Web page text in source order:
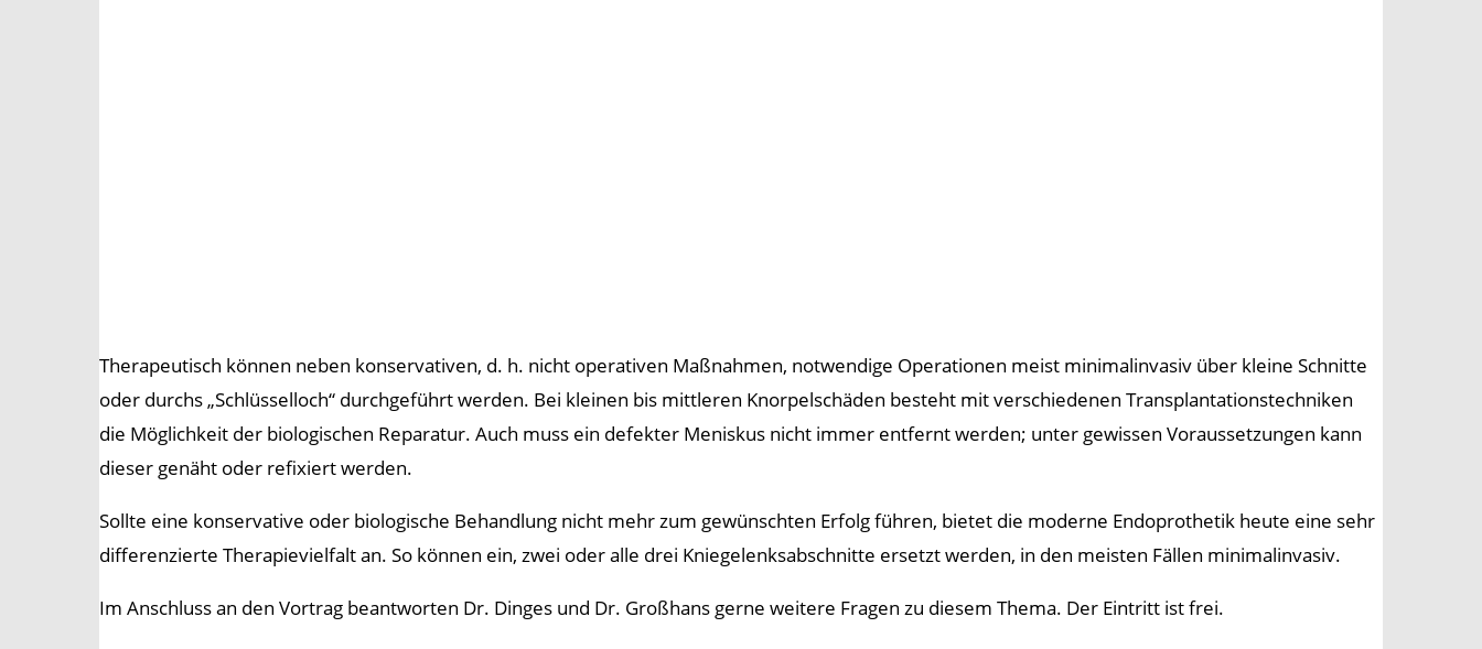
Therapeutisch können neben konservativen, d. h. nicht operativen Maßnahmen, notwendige Operationen meist minimalinvasiv über kleine Schnitte
oder durchs „Schlüsselloch“ durchgeführt werden. Bei kleinen bis mittleren Knorpelschäden besteht mit verschiedenen Transplantationstechniken
die Möglichkeit der biologischen Reparatur. Auch muss ein defekter Meniskus nicht immer entfernt werden; unter gewissen Voraussetzungen kann
dieser genäht oder refixiert werden.
Sollte eine konservative oder biologische Behandlung nicht mehr zum gewünschten Erfolg führen, bietet die moderne Endoprothetik heute eine sehr
differenzierte Therapievielfalt an. So können ein, zwei oder alle drei Kniegelenksabschnitte ersetzt werden, in den meisten Fällen minimalinvasiv.
Im Anschluss an den Vortrag beantworten Dr. Dinges und Dr. Großhans gerne weitere Fragen zu diesem Thema. Der Eintritt ist frei.